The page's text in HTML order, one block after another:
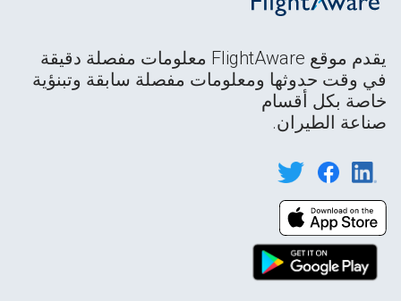
يقدم موقع FlightAware معلومات مفصلة دقيقة
في وقت حدوثها ومعلومات مفصلة سابقة وتبنؤية
خاصة بكل أقسام
صناعة الطيران.